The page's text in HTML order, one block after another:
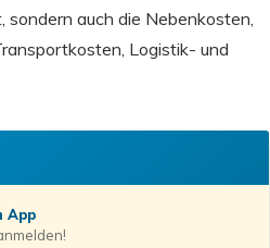
sondern auch die Nebenkosten,
Logistik- und
App